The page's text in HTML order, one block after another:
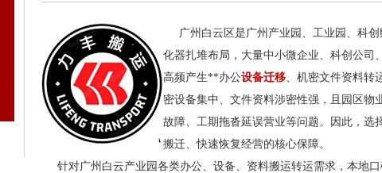
广州白云区是广州产业园、工业园、科
化器扎堆布局，大量中小微企业、科创公司
高频产生**办公设备迁移、机密文件资料转
密设备集中、文件资料涉密性强，且园区物
故障、工期拖沓延误营业等问题。因此，选
搬迁、快速恢复经营的核心保障。
针对广州白云产业园各类办公、设备、资料搬运转运需求，本地